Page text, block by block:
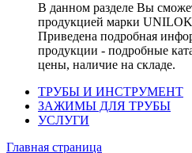
В данном разделе Вы
продукцией марки
Приведена подробная
продукции - подробные
цены, наличие на складе.
ТРУБЫ И ИНСТРУМЕНТ
ЗАЖИМЫ ДЛЯ ТРУБЫ
УСЛУГИ
Главная страница